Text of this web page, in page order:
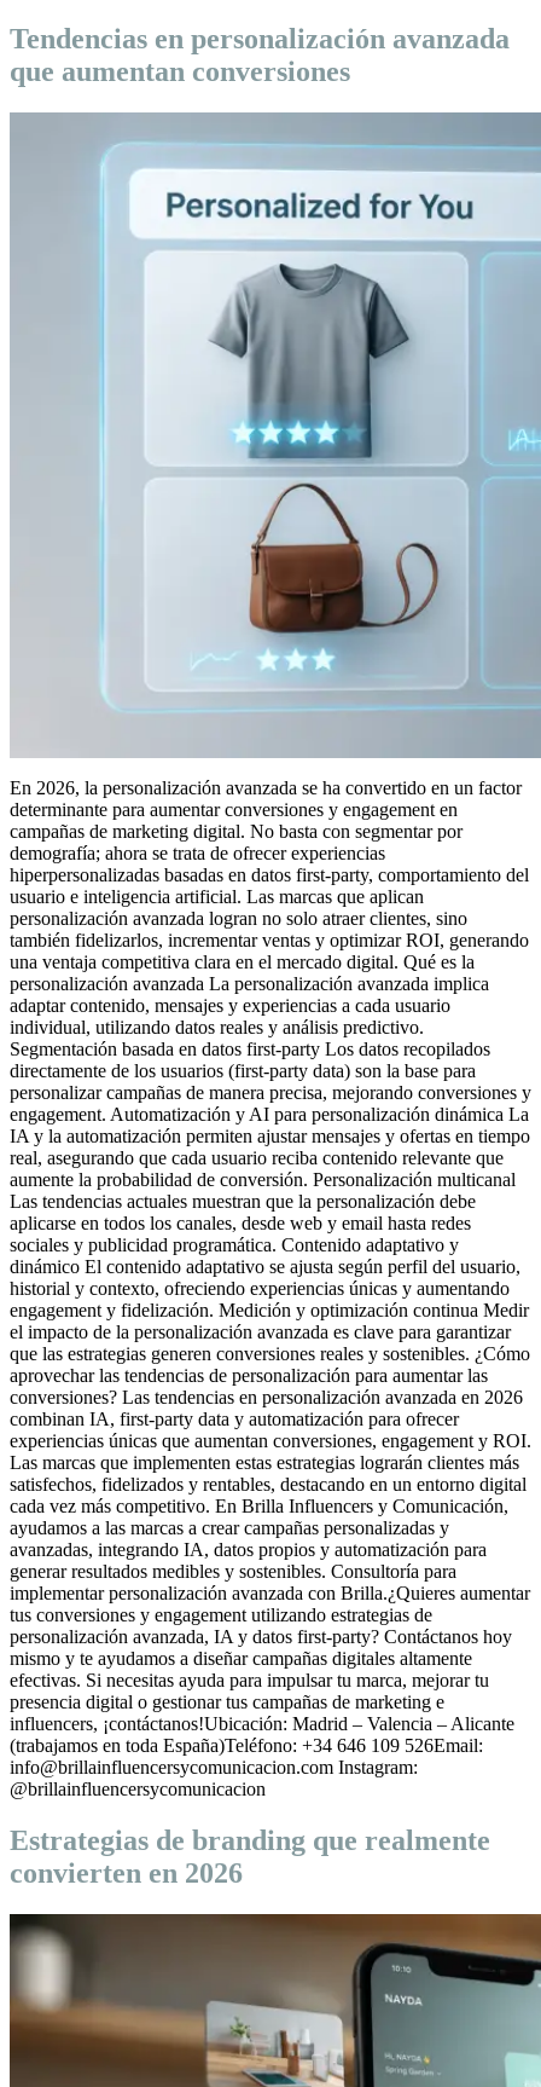
Tendencias en personalización avanzada
que aumentan conversiones
En 2026, la personalización avanzada se ha convertido en un factor
determinante para aumentar conversiones y engagement en
campañas de marketing digital. No basta con segmentar por
demografía; ahora se trata de ofrecer experiencias
hiperpersonalizadas basadas en datos first-party, comportamiento del
usuario e inteligencia artificial. Las marcas que aplican
personalización avanzada logran no solo atraer clientes, sino
también fidelizarlos, incrementar ventas y optimizar ROI, generando
una ventaja competitiva clara en el mercado digital. Qué es la
personalización avanzada La personalización avanzada implica
adaptar contenido, mensajes y experiencias a cada usuario
individual, utilizando datos reales y análisis predictivo.
Segmentación basada en datos first-party Los datos recopilados
directamente de los usuarios (first-party data) son la base para
personalizar campañas de manera precisa, mejorando conversiones y
engagement. Automatización y AI para personalización dinámica La
IA y la automatización permiten ajustar mensajes y ofertas en tiempo
real, asegurando que cada usuario reciba contenido relevante que
aumente la probabilidad de conversión. Personalización multicanal
Las tendencias actuales muestran que la personalización debe
aplicarse en todos los canales, desde web y email hasta redes
sociales y publicidad programática. Contenido adaptativo y
dinámico El contenido adaptativo se ajusta según perfil del usuario,
historial y contexto, ofreciendo experiencias únicas y aumentando
engagement y fidelización. Medición y optimización continua Medir
el impacto de la personalización avanzada es clave para garantizar
que las estrategias generen conversiones reales y sostenibles. ¿Cómo
aprovechar las tendencias de personalización para aumentar las
conversiones? Las tendencias en personalización avanzada en 2026
combinan IA, first-party data y automatización para ofrecer
experiencias únicas que aumentan conversiones, engagement y ROI.
Las marcas que implementen estas estrategias lograrán clientes más
satisfechos, fidelizados y rentables, destacando en un entorno digital
cada vez más competitivo. En Brilla Influencers y Comunicación,
ayudamos a las marcas a crear campañas personalizadas y
avanzadas, integrando IA, datos propios y automatización para
generar resultados medibles y sostenibles. Consultoría para
implementar personalización avanzada con Brilla.¿Quieres aumentar
tus conversiones y engagement utilizando estrategias de
personalización avanzada, IA y datos first-party? Contáctanos hoy
mismo y te ayudamos a diseñar campañas digitales altamente
efectivas. Si necesitas ayuda para impulsar tu marca, mejorar tu
presencia digital o gestionar tus campañas de marketing e
influencers, ¡contáctanos!Ubicación: Madrid – Valencia – Alicante
(trabajamos en toda España)Teléfono: +34 646 109 526Email:
info@brillainfluencersycomunicacion.com Instagram:
@brillainfluencersycomunicacion
Estrategias de branding que realmente
convierten en 2026